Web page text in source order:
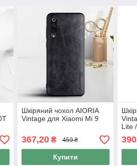
Шкіряний чохол AIORIA
Vintage для Xiaomi Mi 9
367,20₴ 459 ₴
Купити
Lite